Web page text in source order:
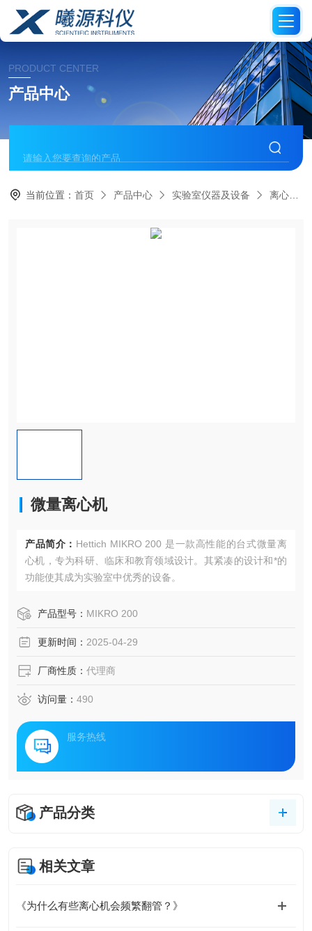
PRODUCT CENTER
产品中心
当前位置：首页 产品中心 实验室仪器及设备 离心机
微量离心机
产品简介： Hettich MIKRO 200 是一款高性能的台式微量离
心机，专为科研、临床和教育领域设计。​其紧凑的设计和*的
功能使其成为实验室中优秀的设备。​
产品型号： MIKRO 200
更新时间： 2025-04-29
厂商性质： 代理商
访问量： 490
服务热线
产品分类
相关文章
《为什么有些离心机会频繁翻管？》